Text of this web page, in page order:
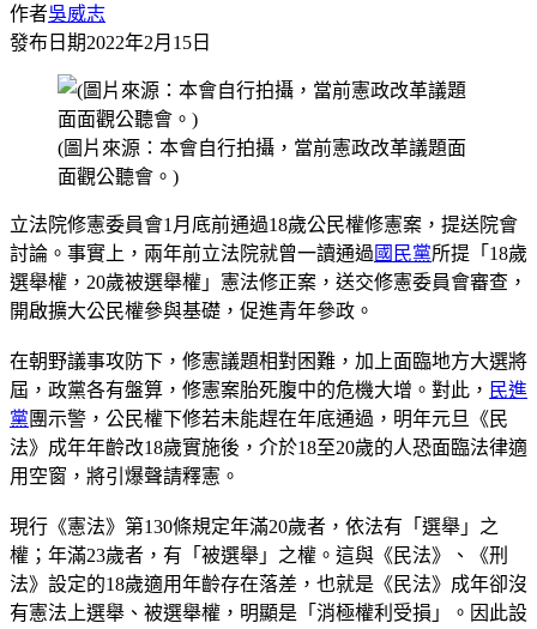
作者吳威志
發布日期2022年2月15日
(圖片來源：本會自行拍攝，當前憲政改革議題面
面觀公聽會。)
立法院修憲委員會1月底前通過18歲公民權修憲案，提送院會
討論。事實上，兩年前立法院就曾一讀通過 國民黨所提「18歲
選舉權，20歲被選舉權」憲法修正案，送交修憲委員會審查，
開啟擴大公民權參與基礎，促進青年參政。
在朝野議事攻防下，修憲議題相對困難，加上面臨地方大選將
屆，政黨各有盤算，修憲案胎死腹中的危機大增。對此， 民進
黨 團示警，公民權下修若未能趕在年底通過，明年元旦《民
法》成年年齡改18歲實施後，介於18至20歲的人恐面臨法律適
用空窗，將引爆聲請釋憲。
現行《憲法》第130條規定年滿20歲者，依法有「選舉」之
權；年滿23歲者，有「被選舉」之權。這與《民法》、《刑
法》設定的18歲適用年齡存在落差，也就是《民法》成年卻沒
有憲法上選舉、被選舉權，明顯是「消極權利受損」。因此設